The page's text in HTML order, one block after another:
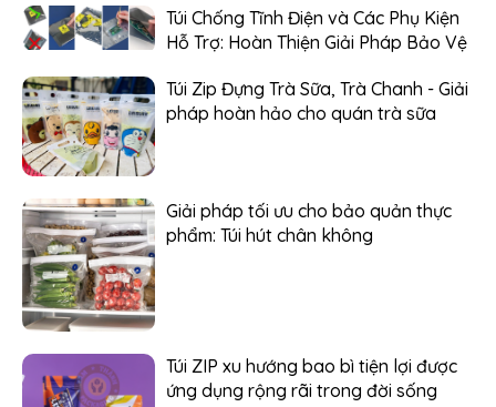
Túi Chống Tĩnh Điện và Các Phụ Kiện
Hỗ Trợ: Hoàn Thiện Giải Pháp Bảo Vệ
Túi Zip Đựng Trà Sữa, Trà Chanh - Giải
pháp hoàn hảo cho quán trà sữa
Giải pháp tối ưu cho bảo quản thực
phẩm: Túi hút chân không
Túi ZIP xu hướng bao bì tiện lợi được
ứng dụng rộng rãi trong đời sống